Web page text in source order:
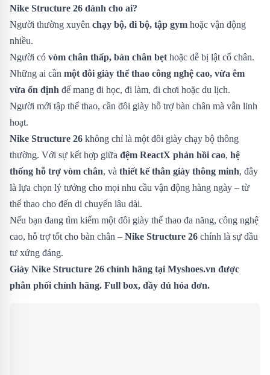
Nike Structure 26 dành cho ai?
Người thường xuyên chạy bộ, đi bộ, tập gym hoặc vận động
nhiều.
Người có vòm chân thấp, bàn chân bẹt hoặc dễ bị lật cổ chân.
Những ai cần một đôi giày thể thao công nghệ cao, vừa êm
vừa ổn định để mang đi học, đi làm, đi chơi hoặc du lịch.
Người mới tập thể thao, cần đôi giày hỗ trợ bàn chân mà vẫn linh
hoạt.
Nike Structure 26 không chỉ là một đôi giày chạy bộ thông
thường. Với sự kết hợp giữa đệm ReactX phản hồi cao, hệ
thống hỗ trợ vòm chân, và thiết kế thân giày thông minh, đây
là lựa chọn lý tưởng cho mọi nhu cầu vận động hàng ngày – từ
thể thao cho đến di chuyển lâu dài.
Nếu bạn đang tìm kiếm một đôi giày thể thao đa năng, công nghệ
cao, hỗ trợ tốt cho bàn chân – Nike Structure 26 chính là sự đầu
tư xứng đáng.
Giày Nike Structure 26 chính hãng tại Myshoes.vn được
phân phối chính hãng. Full box, đầy đủ hóa đơn.